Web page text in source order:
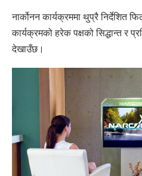
नार्कोनन कार्यक्रममा थुप्रै
कार्यक्रमको हरेक पक्षको सिद्धान्त र
देखाउँछ।